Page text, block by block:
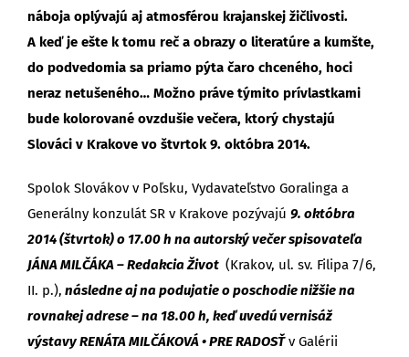
náboja oplývajú aj atmosférou krajanskej žičlivosti.
A keď je ešte k tomu reč a obrazy o literatúre a kumšte,
do podvedomia sa priamo pýta čaro chceného, hoci
neraz netušeného… Možno práve týmito prívlastkami
bude kolorované ovzdušie večera, ktorý chystajú
Slováci v Krakove vo štvrtok 9. októbra 2014.
Spolok Slovákov v Poľsku, Vydavateľstvo Goralinga a
Generálny konzulát SR v Krakove pozývajú 9. októbra
2014 (štvrtok) o 17.00 h na autorský večer spisovateľa
JÁNA MILČÁKA – Redakcia Život (Krakov, ul. sv. Filipa 7/6,
II. p.), následne aj na podujatie o poschodie nižšie na
rovnakej adrese – na 18.00 h, keď uvedú vernisáž
výstavy RENÁTA MILČÁKOVÁ • PRE RADOSŤv Galérii